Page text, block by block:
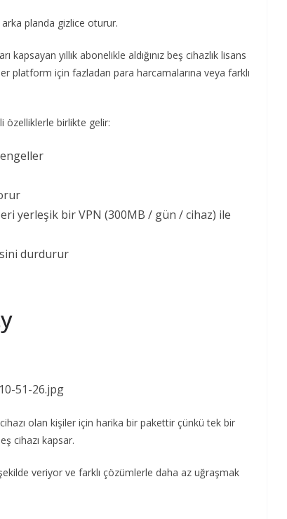
arka planda gizlice oturur.
yıllık abonelikle aldığınız beş cihazlık lisans
platform için fazladan para harcamalarına veya farklı
özelliklerle birlikte gelir:
yerleşik bir VPN (300MB / gün / cihaz) ile
durdurur
olan kişiler için harika bir pakettir çünkü tek bir
cihazı kapsar.
şekilde veriyor ve farklı çözümlerle daha az uğraşmak